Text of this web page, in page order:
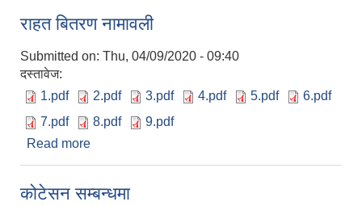
राहत बितरण नामावली
Submitted on: Thu, 04/09/2020 - 09:40
दस्तावेज:
1.pdf
2.pdf 3.pdf 4.pdf 5.pdf
6.pdf
7.pdf
8.pdf
9.pdf
Read more
कोटेसन सम्बन्धमा